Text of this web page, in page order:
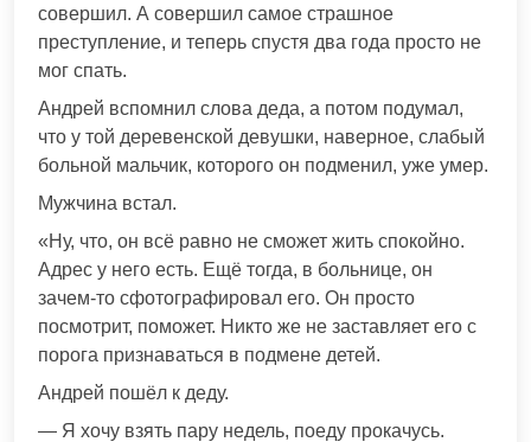
совершил. А совершил самое страшное
преступление, и теперь спустя два года просто не
мог спать.
Андрей вспомнил слова деда, а потом подумал,
что у той деревенской девушки, наверное, слабый
больной мальчик, которого он подменил, уже умер.
Мужчина встал.
«Ну, что, он всё равно не сможет жить спокойно.
Адрес у него есть. Ещё тогда, в больнице, он
зачем-то сфотографировал его. Он просто
посмотрит, поможет. Никто же не заставляет его с
порога признаваться в подмене детей.
Андрей пошёл к деду.
— Я хочу взять пару недель, поеду прокачусь.